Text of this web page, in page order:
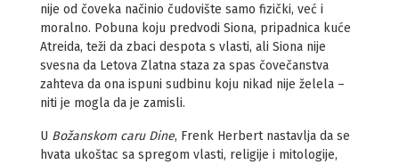
nije od čoveka načinio čudovište samo fizički, već i
moralno. Pobuna koju predvodi Siona, pripadnica kuće
Atreida, teži da zbaci despota s vlasti, ali Siona nije
svesna da Letova Zlatna staza za spas čovečanstva
zahteva da ona ispuni sudbinu koju nikad nije želela –
niti je mogla da je zamisli.
U Božanskom caru Dine, Frenk Herbert nastavlja da se
hvata ukoštac sa spregom vlasti, religije i mitologije,